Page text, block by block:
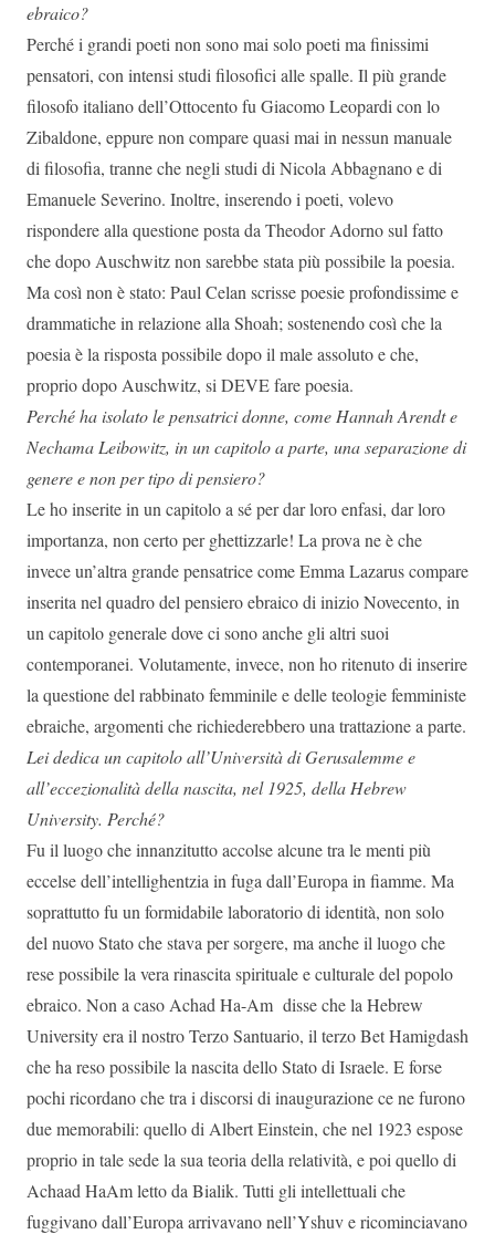
ebraico?
Perché i grandi poeti non sono mai solo poeti ma finissimi
pensatori, con intensi studi filosofici alle spalle. Il più grande
filosofo italiano dell’Ottocento fu Giacomo Leopardi con lo
Zibaldone, eppure non compare quasi mai in nessun manuale
di filosofia, tranne che negli studi di Nicola Abbagnano e di
Emanuele Severino. Inoltre, inserendo i poeti, volevo
rispondere alla questione posta da Theodor Adorno sul fatto
che dopo Auschwitz non sarebbe stata più possibile la poesia.
Ma così non è stato: Paul Celan scrisse poesie profondissime e
drammatiche in relazione alla Shoah; sostenendo così che la
poesia è la risposta possibile dopo il male assoluto e che,
proprio dopo Auschwitz, si DEVE fare poesia.
Perché ha isolato le pensatrici donne, come Hannah Arendt e
Nechama Leibowitz, in un capitolo a parte, una separazione di
genere e non per tipo di pensiero?
Le ho inserite in un capitolo a sé per dar loro enfasi, dar loro
importanza, non certo per ghettizzarle! La prova ne è che
invece un’altra grande pensatrice come Emma Lazarus compare
inserita nel quadro del pensiero ebraico di inizio Novecento, in
un capitolo generale dove ci sono anche gli altri suoi
contemporanei. Volutamente, invece, non ho ritenuto di inserire
la questione del rabbinato femminile e delle teologie femministe
ebraiche, argomenti che richiederebbero una trattazione a parte.
Lei dedica un capitolo all’Università di Gerusalemme e
all’eccezionalità della nascita, nel 1925, della Hebrew
University. Perché?
Fu il luogo che innanzitutto accolse alcune tra le menti più
eccelse dell’intellighentzia in fuga dall’Europa in fiamme. Ma
soprattutto fu un formidabile laboratorio di identità, non solo
del nuovo Stato che stava per sorgere, ma anche il luogo che
rese possibile la vera rinascita spirituale e culturale del popolo
ebraico. Non a caso Achad Ha-Am disse che la Hebrew
University era il nostro Terzo Santuario, il terzo Bet Hamigdash
che ha reso possibile la nascita dello Stato di Israele. E forse
pochi ricordano che tra i discorsi di inaugurazione ce ne furono
due memorabili: quello di Albert Einstein, che nel 1923 espose
proprio in tale sede la sua teoria della relatività, e poi quello di
Achaad HaAm letto da Bialik. Tutti gli intellettuali che
fuggivano dall’Europa arrivavano nell’Yshuv e ricominciavano